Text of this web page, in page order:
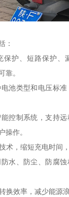
：
保护、短路保护、
靠。
池类型和电压标
控制系统，支持
操作。
术，缩短充电时间
水、防尘、防腐
换效率，减少能源